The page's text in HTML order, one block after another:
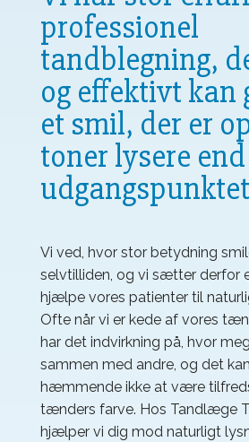
professionel
tandblegning,
og effektivt kan
et smil, der er
toner lysere end
Vi ved, hvor stor betydning
selvtilliden, og vi sætter derfor
hjælpe vores patienter til
Ofte når vi er kede af vores
har det indvirkning på, hvor
sammen med andre, og det
hæmmende ikke at være
tænders farve. Hos Tandlæge
hjælper vi dig mod naturligt